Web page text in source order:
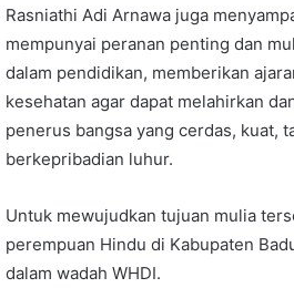
Rasniathi Adi Arnawa juga
mempunyai peranan penting dan
dalam pendidikan, memberikan
kesehatan agar dapat melahirkan
penerus bangsa yang cerdas, kuat,
berkepribadian luhur.
Untuk mewujudkan tujuan mulia
perempuan Hindu di Kabupaten
dalam wadah WHDI.